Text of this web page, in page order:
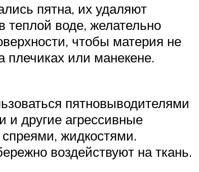
пятна, их удаляют
теплой воде, желательно
чтобы материя не
плечиках или манекене.
пятновыводителями
другие агрессивные
жидкостями.
воздействуют на ткань.